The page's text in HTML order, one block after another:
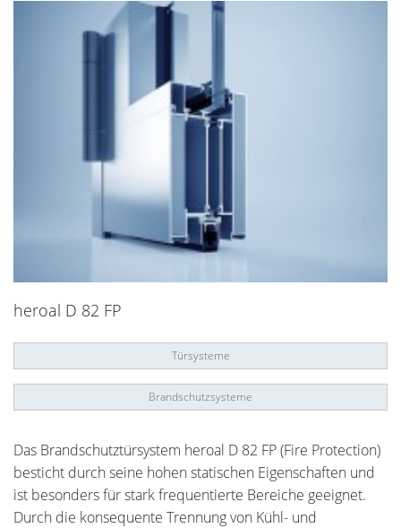
heroal D 82 FP
Türsysteme
Brandschutzsysteme
Das Brandschutztürsystem heroal D 82 FP (Fire Protection)
besticht durch seine hohen statischen Eigenschaften und
ist besonders für stark frequentierte Bereiche geeignet.
Durch die konsequente Trennung von Kühl- und